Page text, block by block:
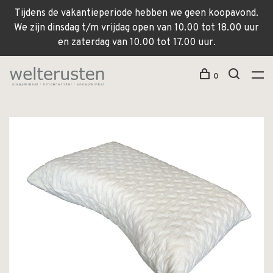
Tijdens de vakantieperiode hebben we geen koopavond.
We zijn dinsdag t/m vrijdag open van 10.00 tot 18.00 uur
en zaterdag van 10.00 tot 17.00 uur.
0